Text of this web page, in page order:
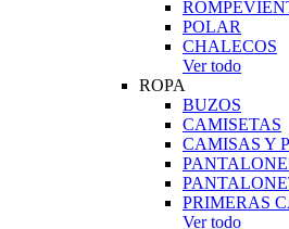
POLAR
CHALECOS
Ver todo
ROPA
BUZOS
CAMISETAS
CAMISAS Y
PRIMERAS
Ver todo